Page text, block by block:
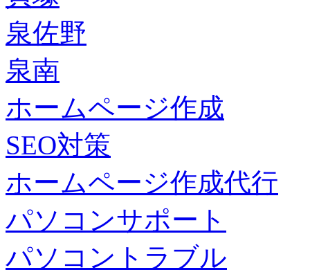
泉佐野
泉南
ホームページ作成
SEO対策
ホームページ作成代行
パソコンサポート
パソコントラブル